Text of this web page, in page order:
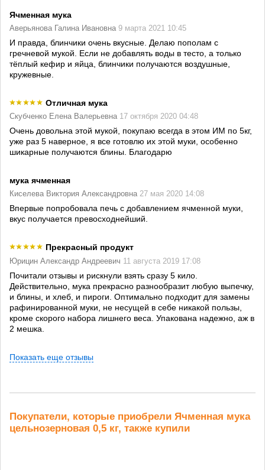
Ячменная мука
Аверьянова Галина Ивановна 9 марта 2021 10:45
И правда, блинчики очень вкусные. Делаю пополам с
гречневой мукой. Если не добавлять воды в тесто, а только
тёплый кефир и яйца, блинчики получаются воздушные,
кружевные.
Отличная мука
Скубченко Елена Валерьевна 17 октября 2020 04:48
Очень довольна этой мукой, покупаю всегда в этом ИМ по 5кг,
уже раз 5 наверное, я все готовлю их этой муки, особенно
шикарные получаются блины. Благодарю
мука ячменная
Киселева Виктория Александровна 27 мая 2020 14:08
Впервые попробовала печь с добавлением ячменной муки,
вкус получается превосходнейший.
Прекрасный продукт
Юрицин Александр Андреевич 11 августа 2019 17:08
Почитали отзывы и рискнули взять сразу 5 кило.
Действительно, мука прекрасно разнообразит любую выпечку,
и блины, и хлеб, и пироги. Оптимально подходит для замены
рафинированной муки, не несущей в себе никакой пользы,
кроме скорого набора лишнего веса. Упакована надежно, аж в
2 мешка.
Показать еще отзывы
Покупатели, которые приобрели Ячменная мука
цельнозерновая 0,5 кг, также купили